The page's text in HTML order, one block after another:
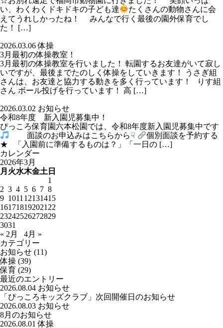
い、わくわくドキドキの子ども達
たくさんの動物さんに会
えてうれしかったね！ みんなで行く最後の園外保育でし
た！ […]
2026.03.06 体操
3月最初の体操教室！
3月最初の体操教室を行いました！ 転園するお友達がいて寂し
いですが、最後までたのしく体操をしていきます！ うさぎ組
さんは、お友達と協力する動きを多く行っています！ りす組
さん ボール投げを行っています！ 高 […]
2026.03.02 お知らせ
令和8年度 新入園児募集中！
ぴっころ保育園六本松園では、令和8年度新入園児募集中です
面談のお申込みはこちらから☟
個別面談を予約する
★ 「入園前に準備するものは？」「一日の […]
カレンダー
2026年3月
月 火水木金土 日
1
2 3 4 5 6 7 8
9 1011 12131415
161718192021 22
23242526272829
3031
« 2月
4月 »
カテゴリー
お知らせ (11)
体操 (39)
保育 (29)
最近のエントリー
2026.08.04 お知らせ
「ぴっころキッズクラブ」次回開催日のお知らせ
2026.08.03 お知らせ
8月のお知らせ
2026.08.01体操